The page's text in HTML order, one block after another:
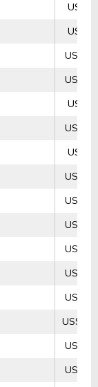
US$
US$
US$
US$
US$
US$
US$
US$
US$
US$
US$
US$
US$
US$
US$
US$